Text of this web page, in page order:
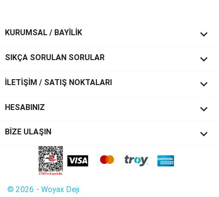
KURUMSAL / BAYİLİK 
SIKÇA SORULAN SORULAR 
İLETİŞİM / SATIŞ NOKTALARI 
HESABINIZ 
BİZE ULAŞIN keyboard_arrow_down
© 2026 - Woyax Deji